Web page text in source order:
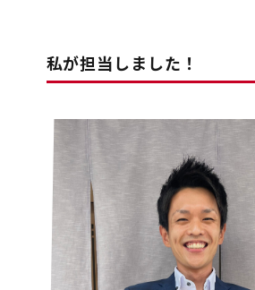
私が担当しました！